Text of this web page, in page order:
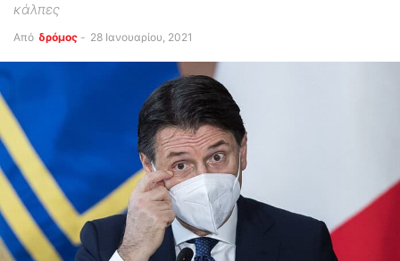
κάλπες
Από δρόμος - 28 Ιανουαρίου, 2021